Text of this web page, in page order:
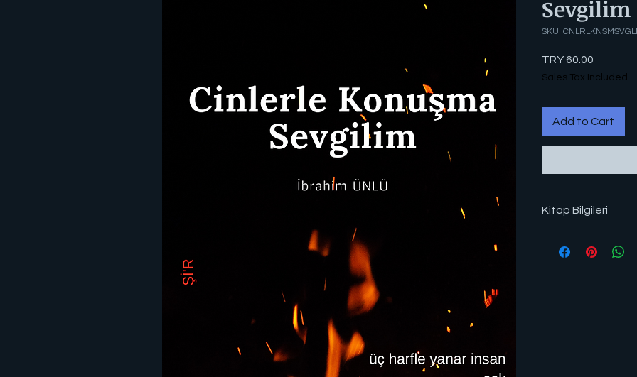
Sevgilim
SKU:
TRY 60.00
Sales Tax Included
Add to Cart
Kitap Bilgileri
E-Kitap/E-Book,